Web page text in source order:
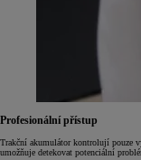
Profesionální přístup
Trakční akumulátor kontrolují pouze
umožňuje detekovat potenciální